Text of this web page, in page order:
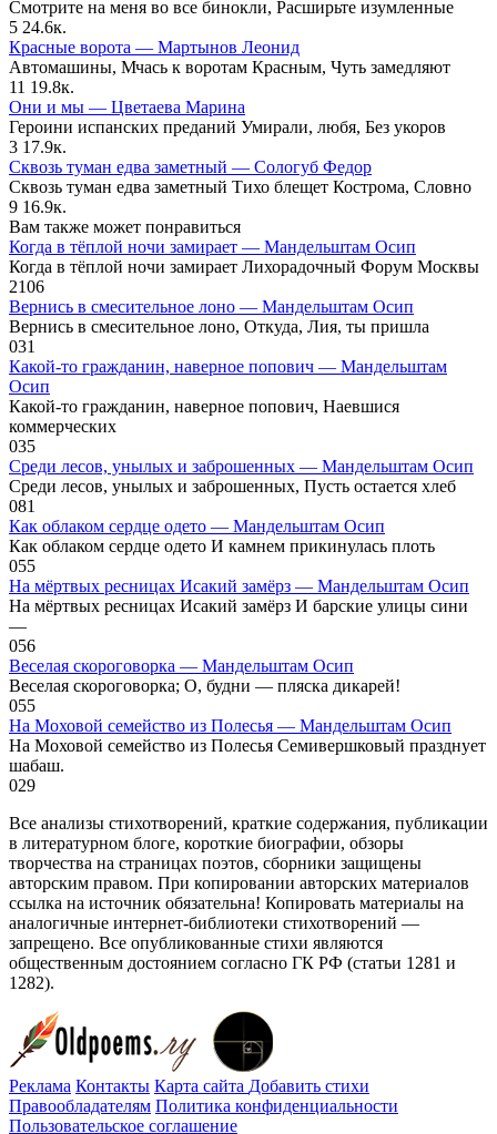
Смотрите на меня во все бинокли, Расширьте изумленные
5 24.6к.
Красные ворота — Мартынов Леонид
Автомашины, Мчась к воротам Красным, Чуть замедляют
11 19.8к.
Они и мы — Цветаева Марина
Героини испанских преданий Умирали, любя, Без укоров
3 17.9к.
Сквозь туман едва заметный — Сологуб Федор
Сквозь туман едва заметный Тихо блещет Кострома, Словно
9 16.9к.
Вам также может понравиться
Когда в тёплой ночи замирает — Мандельштам Осип
Когда в тёплой ночи замирает Лихорадочный Форум Москвы
2106
Вернись в смесительное лоно — Мандельштам Осип
Вернись в смесительное лоно, Откуда, Лия, ты пришла
031
Какой-то гражданин, наверное попович — Мандельштам
Осип
Какой-то гражданин, наверное попович, Наевшися
коммерческих
035
Среди лесов, унылых и заброшенных — Мандельштам Осип
Среди лесов, унылых и заброшенных, Пусть остается хлеб
081
Как облаком сердце одето — Мандельштам Осип
Как облаком сердце одето И камнем прикинулась плоть
055
На мёртвых ресницах Исакий замёрз — Мандельштам Осип
На мёртвых ресницах Исакий замёрз И барские улицы сини
—
056
Веселая скороговорка — Мандельштам Осип
Веселая скороговорка; О, будни — пляска дикарей!
055
На Моховой семейство из Полесья — Мандельштам Осип
На Моховой семейство из Полесья Семивершковый празднует
шабаш.
029
Все анализы стихотворений, краткие содержания, публикации
в литературном блоге, короткие биографии, обзоры
творчества на страницах поэтов, сборники защищены
авторским правом. При копировании авторских материалов
ссылка на источник обязательна! Копировать материалы на
аналогичные интернет-библиотеки стихотворений —
запрещено. Все опубликованные стихи являются
общественным достоянием согласно ГК РФ (статьи 1281 и
1282).
Реклама Контакты Карта сайта Добавить стихи
Правообладателям Политика конфиденциальности
Пользовательское соглашение